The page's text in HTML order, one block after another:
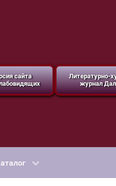
сайта
Литературно-
журнал